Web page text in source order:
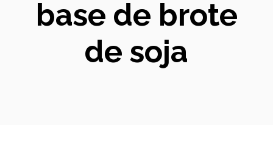
base de brote
de soja